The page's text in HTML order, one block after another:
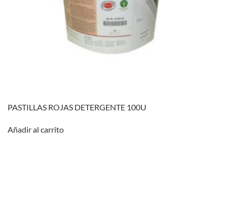
PASTILLAS ROJAS DETERGENTE 100U
Añadir al carrito